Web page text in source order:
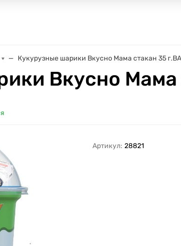
Кукурузные шарики Вкусно Мама стакан 35
Вкусно Мама
Артикул: 28821